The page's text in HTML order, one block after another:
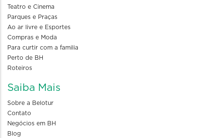
Teatro e Cinema
Parques e Praças
Ao ar livre e Esportes
Compras e Moda
Para curtir com a familia
Perto de BH
Roteiros
Saiba Mais
Sobre a Belotur
Contato
Negócios em BH
Blog